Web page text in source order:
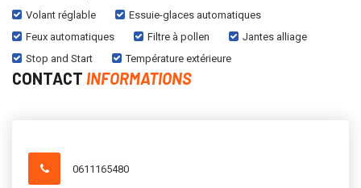
Volant réglable
Essuie-glaces automatiques
Feux automatiques
Filtre à pollen
Jantes alliage
Stop and Start
Température extérieure
CONTACT INFORMATIONS
0611165480